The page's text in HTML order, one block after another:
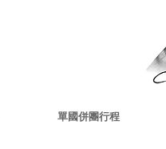
單國併團行程